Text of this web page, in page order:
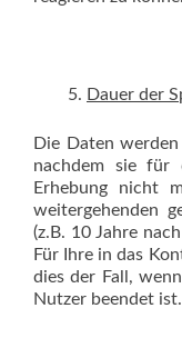
Dauer der
Die Daten
nachdem sie für
Erhebung nicht
weitergehenden
(z.B. 10 Jahre
Für Ihre in das
dies der Fall,
Nutzer beendet ist.